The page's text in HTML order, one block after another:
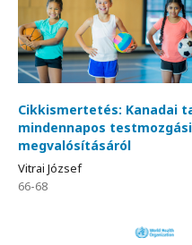
Cikkismertetés: Kanadai
mindennapos
megvalósításáról
Vitrai József
66-68